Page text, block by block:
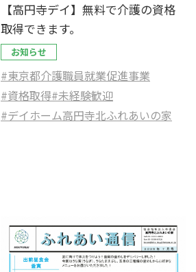
【高円寺デイ】無料で介護の資格
取得できます。
お知らせ
#東京都介護職員就業促進事業
#資格取得#未経験歓迎
#デイホーム高円寺北ふれあいの家